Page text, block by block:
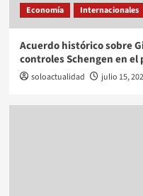
Economía Internacionales
Acuerdo histórico sobre
controles Schengen en
soloactualidad julio 15,